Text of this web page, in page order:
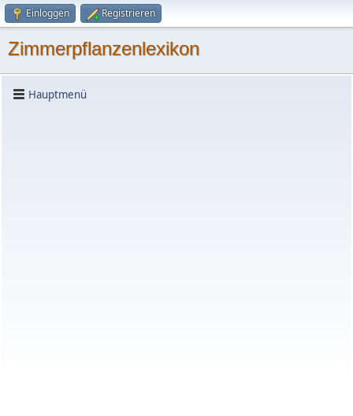
Einloggen Registrieren
Zimmerpflanzenlexikon
Hauptmenü